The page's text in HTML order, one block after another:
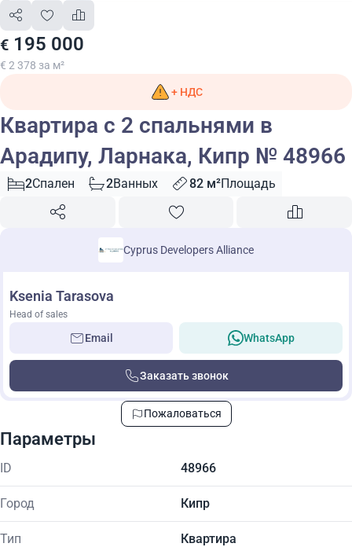
€ 195 000
€ 2 378 за м²
+ НДС
Квартира с 2 спальнями в
Арадипу, Ларнака, Кипр № 48966
2Спален 2Ванных 82 м²Площадь
Cyprus Developers Alliance
Ksenia Tarasova
Head of sales
Email WhatsApp
Заказать звонок
Пожаловаться
Параметры
ID 48966
Город Кипр
Тип Квартира